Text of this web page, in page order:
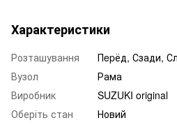
Характеристики
Розташування
Пepёд, Сзади,
Вузол
Рама
Виробник
SUZUKI original
Оберіть стан
Новий